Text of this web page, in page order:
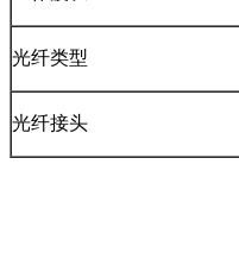
光纤类型
光纤接头